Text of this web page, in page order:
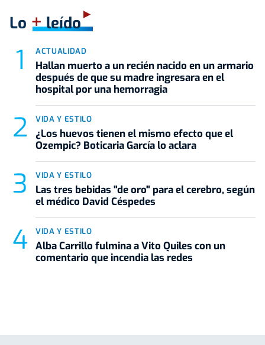
Lo +leído
ACTUALIDAD
Hallan muerto a un recién nacido en un armario
después de que su madre ingresara en el
hospital por una hemorragia
VIDA Y ESTILO
¿Los huevos tienen el mismo efecto que el
Ozempic? Boticaria García lo aclara
VIDA Y ESTILO
Las tres bebidas "de oro" para el cerebro, según
el médico David Céspedes
VIDA Y ESTILO
Alba Carrillo fulmina a Vito Quiles con un
comentario que incendia las redes